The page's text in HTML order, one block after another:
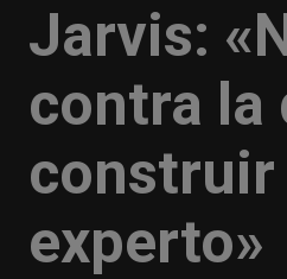
Jarvis:
contra la
experto»